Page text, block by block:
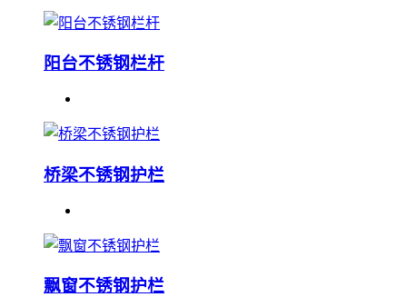
阳台不锈钢栏杆
桥梁不锈钢护栏
飘窗不锈钢护栏